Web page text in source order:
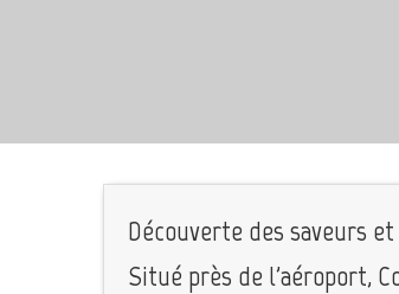
Découverte des saveurs
Situé près de l'aéroport,